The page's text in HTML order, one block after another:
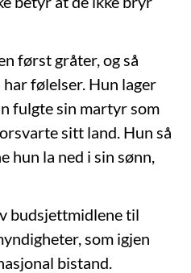
først gråter, og så
følelser. Hun lager
fulgte sin martyr som
sitt land. Hun så
hun la ned i sin sønn,
budsjettmidlene til
som igjen
bistand.